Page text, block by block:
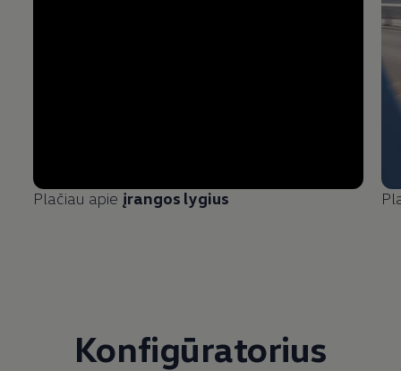
Plačiau apie įrangos lygius
Konfigūratorius